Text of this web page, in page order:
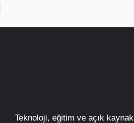
Teknoloji, eğitim ve açık